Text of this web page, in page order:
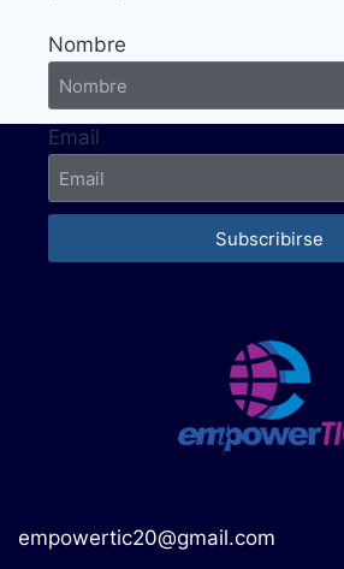
Nombre
Email
Subscribirse
empowertic20@gmail.com